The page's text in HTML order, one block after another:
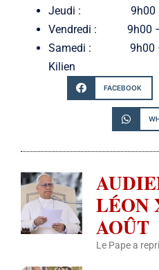
Jeudi : 9h00 –
Vendredi : 9h00 –
Samedi : 9h00 –
Kilien
FACEBOOK
LÉON
AOÛT
Le Pape a